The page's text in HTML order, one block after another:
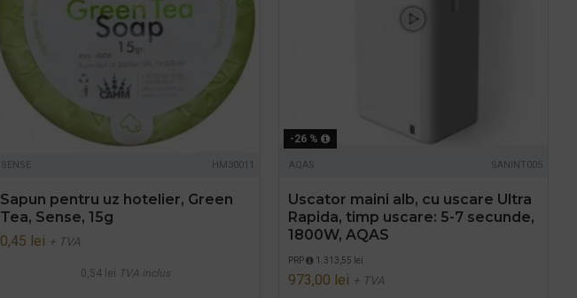
SENSE HM30011
Sapun pentru uz hotelier, Green
Tea, Sense, 15g
0,45 lei + TVA
0,54 lei TVA inclus
-26 %
AQAS SANINT005
Uscator maini alb, cu uscare Ultra
Rapida, timp uscare: 5-7 secunde,
1800W, AQAS
PRP 1.313,55 lei
973,00 lei + TVA